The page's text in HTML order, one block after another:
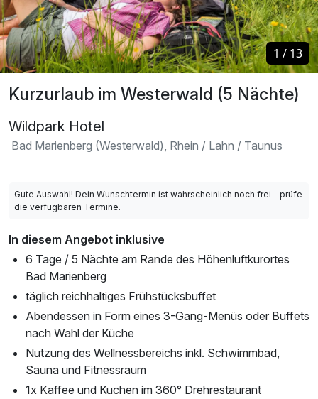
Kurzurlaub im Westerwald (5 Nächte)
Wildpark Hotel
Bad Marienberg (Westerwald), Rhein / Lahn / Taunus
1 / 13
1 / 13
Gute Auswahl! Dein Wunschtermin ist wahrscheinlich noch frei – prüfe
die verfügbaren Termine.
In diesem Angebot inklusive
6 Tage / 5 Nächte am Rande des Höhenluftkurortes
Bad Marienberg
täglich reichhaltiges Frühstücksbuffet
Abendessen in Form eines 3-Gang-Menüs oder Buffets
nach Wahl der Küche
Nutzung des Wellnessbereichs inkl. Schwimmbad,
Sauna und Fitnessraum
1x Kaffee und Kuchen im 360° Drehrestaurant